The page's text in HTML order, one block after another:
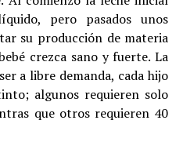
pero pasados unos
su producción de materia
crezca sano y fuerte. La
a libre demanda, cada hijo
algunos requieren solo
que otros requieren 40